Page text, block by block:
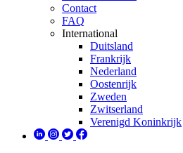
Contact
FAQ
International
Duitsland
Frankrijk
Nederland
Oostenrijk
Zweden
Zwitserland
Verenigd Koninkrijk